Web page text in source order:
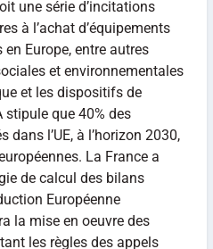
une série d’incitations
à l’achat d’équipements
Europe, entre autres
et environnementales
et les dispositifs de
stipule que 40% des
l’UE, à l’horizon 2030,
La France a
de calcul des bilans
Européenne
la mise en oeuvre des
les règles des appels